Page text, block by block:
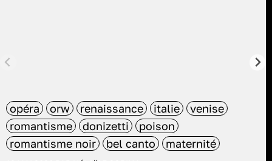
opéra orw renaissance italie
venise
romantisme
donizetti
poison
romantisme noir
bel canto maternité